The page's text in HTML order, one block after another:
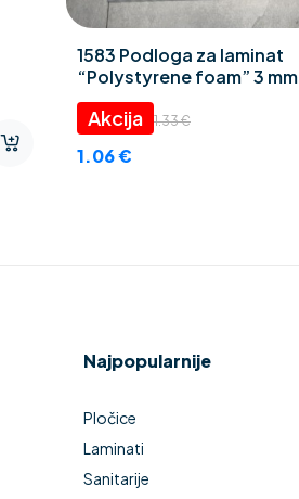
1583 Podloga za laminat
“Polystyrene foam” 3 mm
1.33€
1.06€
Najpopularnije
Pločice
Laminati
Sanitarije